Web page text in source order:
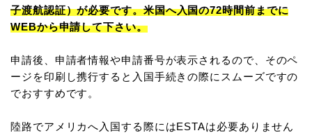
子渡航認証）が必要です。米国へ入国の72時間前までに
WEBから申請して下さい。
申請後、申請者情報や申請番号が表示されるので、そのペ
ージを印刷し携行すると入国手続きの際にスムーズですの
でおすすめです。
陸路でアメリカへ入国する際にはESTAは必要ありません